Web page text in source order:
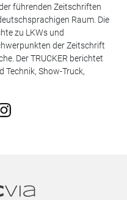
führenden Zeitschriften
Raum. Die
zu LKWs und
der Zeitschrift
Der TRUCKER berichtet
Technik, Show-Truck,